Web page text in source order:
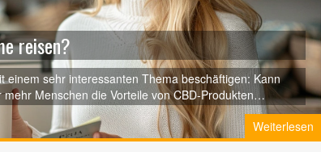
reisen?
sehr interessanten Thema beschäftigen: Kann
Menschen die Vorteile von CBD-Produkten
Es ist wichtig zu wissen, welche
Lieblingsprodukte sicher und legal transportiert. AlsoWeiterlesen